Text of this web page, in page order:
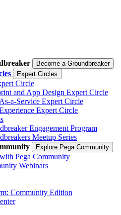
Become a Groundbreaker
Expert Circles
Circle
and App Design Expert Circle
a-Service Expert Circle
Expert Circle
Engagement Program
Meetup Series
Explore Pega Community
Pega Community
Webinars
Community Edition